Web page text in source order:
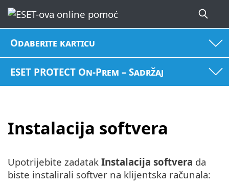
Odaberite karticu
ESET PROTECT On-Prem – Sadržaj
Instalacija softvera
Upotrijebite zadatak Instalacija softvera da
biste instalirali softver na klijentska računala: